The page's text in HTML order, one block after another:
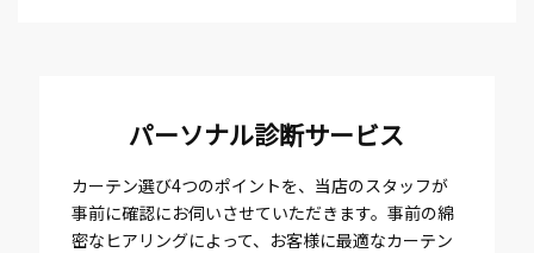
パーソナル診断サービス
カーテン選び4つのポイントを、当店のスタッフが
事前に確認にお伺いさせていただきます。事前の綿
密なヒアリングによって、お客様に最適なカーテン